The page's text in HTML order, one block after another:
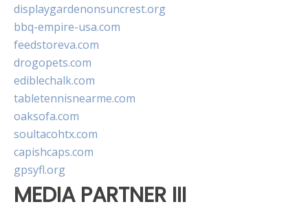
displaygardenonsuncrest.org
bbq-empire-usa.com
feedstoreva.com
drogopets.com
ediblechalk.com
tabletennisnearme.com
oaksofa.com
soultacohtx.com
capishcaps.com
gpsyfl.org
MEDIA PARTNER III